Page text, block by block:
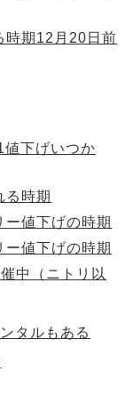
時期12月20日前
下げいつか
る時期
ー値下げの時期
ー値下げの時期
中（ニトリ以
タルもある